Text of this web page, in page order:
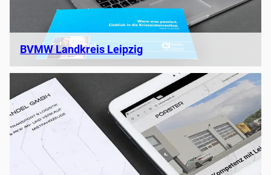
BVMW Landkreis Leipzig